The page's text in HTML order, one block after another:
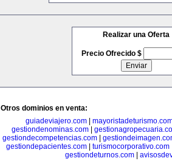
Realizar una Oferta
Precio Ofrecido $
Otros dominios en venta:
guiadeviajero.com|
gestiondenominas.com|
gestiondecompetencias.com|
gestiondepacientes.com| turismocorporativo.com
gestiondeturnos.com